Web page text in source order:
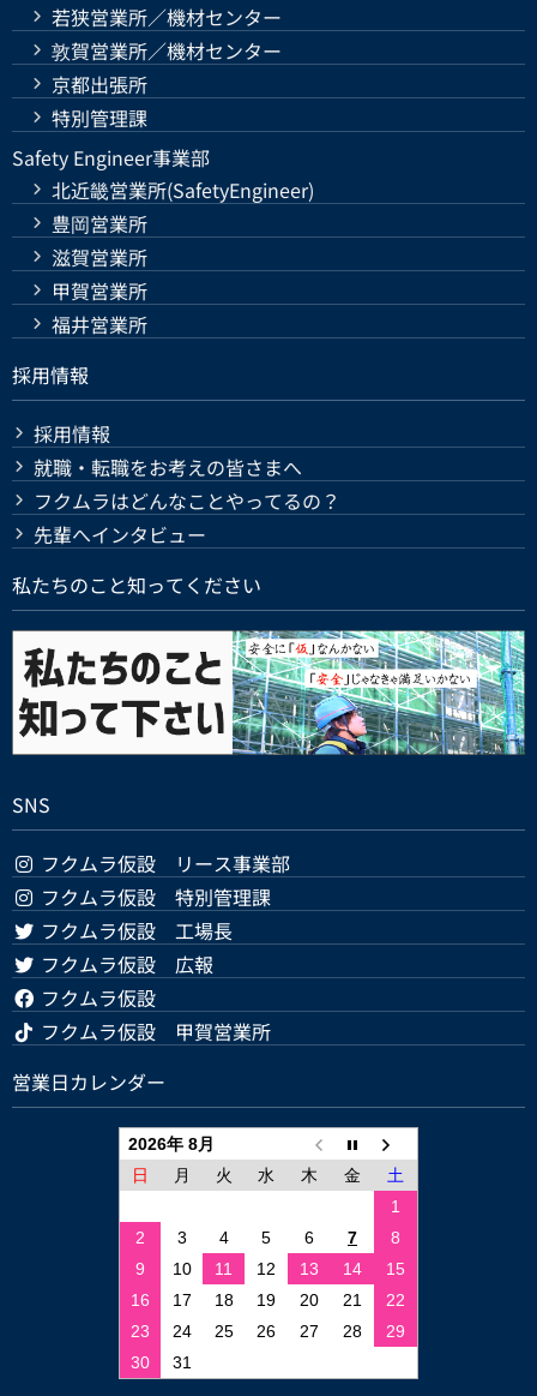
若狭営業所／機材センター
敦賀営業所／機材センター
京都出張所
特別管理課
Safety Engineer事業部
北近畿営業所(SafetyEngineer)
豊岡営業所
滋賀営業所
甲賀営業所
福井営業所
採用情報
採用情報
就職・転職をお考えの皆さまへ
フクムラはどんなことやってるの？
先輩へインタビュー
私たちのこと知ってください
SNS
フクムラ仮設 リース事業部
フクムラ仮設 特別管理課
フクムラ仮設 工場長
フクムラ仮設 広報
フクムラ仮設
フクムラ仮設 甲賀営業所
営業日カレンダー
2026年 8月
日
月 火 水 木 金
土
1
2
3 4 5 6 7
8
9
10 11 12 13 14
15
16
17 18 19 20 21
22
23
24 25 26 27 28
29
30
31